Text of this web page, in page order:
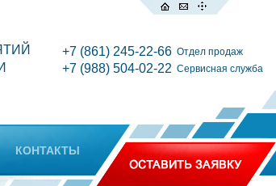
+7 (861) 245-22-66 Отдел продаж
+7 (988) 504-02-22 Сервисная служба
КОНТАКТЫ